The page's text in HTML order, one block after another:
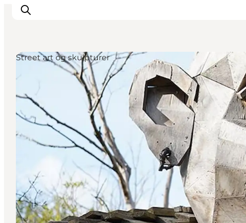
Destinationer
Oplevelser
Overnatning
Planlæg ferien
Street art og skulpturer